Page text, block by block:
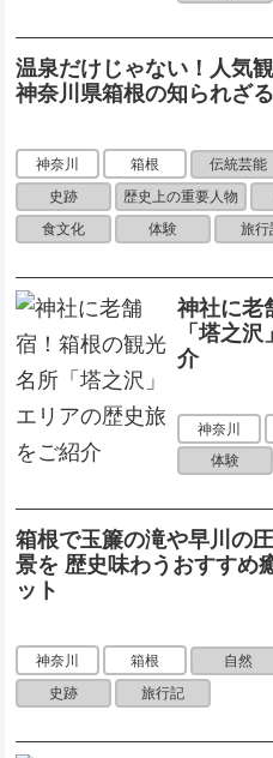
温泉だけじゃない！人気
神奈川県箱根の知られざ
神奈川 箱根
伝統芸能
史跡
歴史上の重要人物
食文化
体験 旅行
神社に老
「塔之
介
神奈川
体験
箱根で玉簾の滝や早川の
景を 歴史味わうおすすめ
ット
神奈川 箱根
自然
史跡
旅行記